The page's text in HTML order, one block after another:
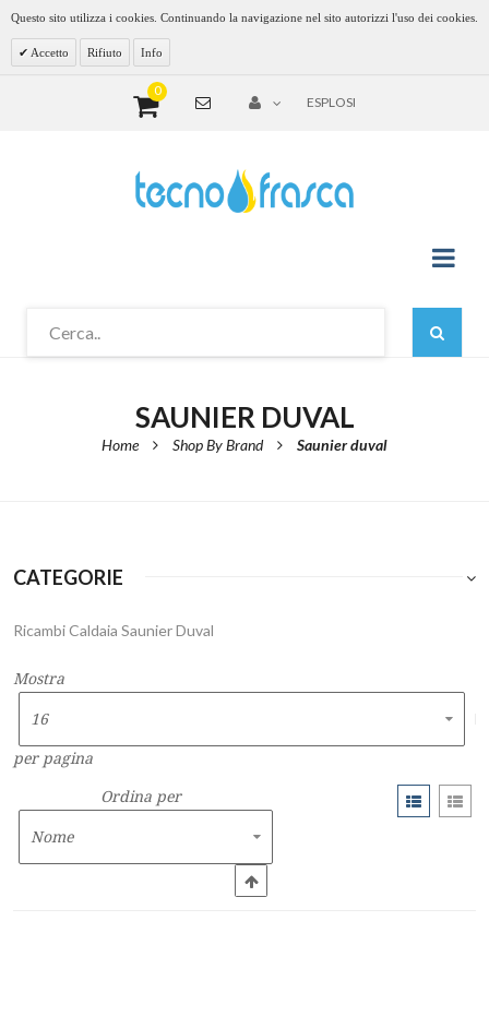
Questo sito utilizza i cookies. Continuando la navigazione nel sito autorizzi l'uso dei cookies.
Accetto Rifiuto Info
0
ESPLOSI
SAUNIER DUVAL
Home Shop By Brand Saunier duval
CATEGORIE
Ricambi Caldaia Saunier Duval
Mostra
per pagina
Ordina per